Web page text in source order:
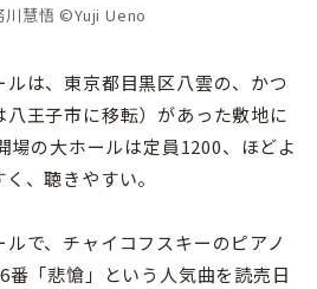
川慧悟 ©Yuji Ueno
は、東京都目黒区八雲の、かつ
王子市に移転）があった敷地に
場の大ホールは定員1200、ほどよ
、聴きやすい。
で、チャイコフスキーのピアノ
「悲愴」という人気曲を読売日